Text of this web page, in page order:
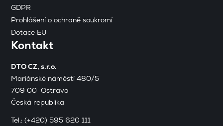
GDPR
Prohlášení o ochraně soukromí
Dotace EU
Kontakt
DTO CZ, s.r.o.
Mariánské náměstí 480/5
709 00 Ostrava
Česká republika
Tel.:(+420) 595 620 111